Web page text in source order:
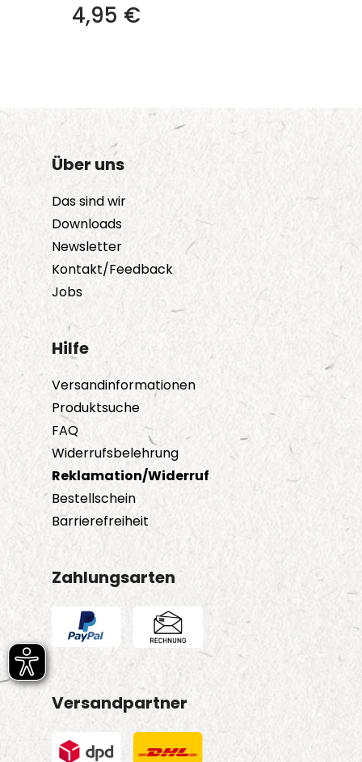
4,95 €
Über uns
Das sind wir
Downloads
Newsletter
Kontakt/Feedback
Jobs
Hilfe
Versandinformationen
Produktsuche
FAQ
Widerrufsbelehrung
Reklamation/Widerruf
Bestellschein
Barrierefreiheit
Zahlungsarten
Versandpartner